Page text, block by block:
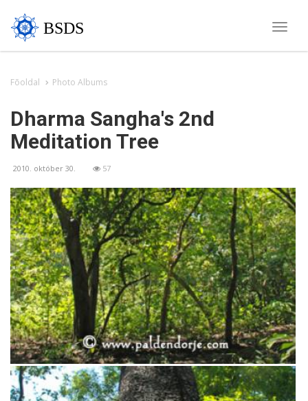
Toggle
BSDS
Fõoldal Photo Albums
Dharma Sangha's 2nd
Meditation Tree
2010. október 30. 57